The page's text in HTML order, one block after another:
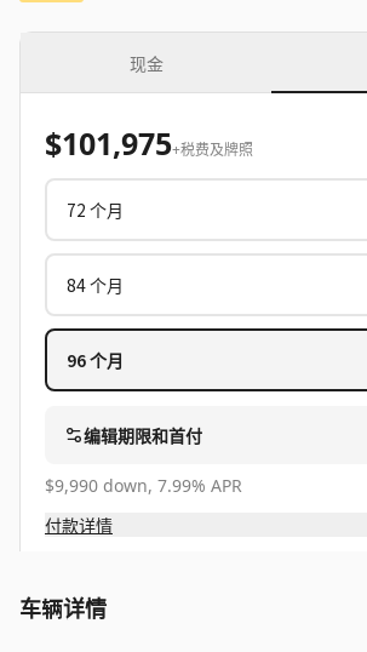
现金
$101,975+税费及牌照
72 个月
84个月
96个月
编辑期限和首付
$9,990 down, 7.99% APR
付款详情
车辆详情